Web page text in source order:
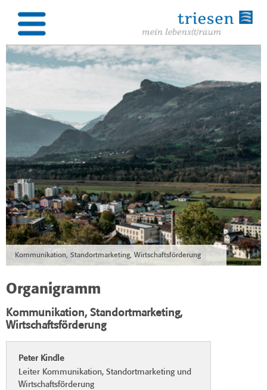
Kommunikation, Standortmarketing, Wirtschaftsförderung
Organigramm
Kommunikation, Standortmarketing,
Wirtschaftsförderung
Peter Kindle
Leiter Kommunikation, Standortmarketing und
Wirtschaftsförderung